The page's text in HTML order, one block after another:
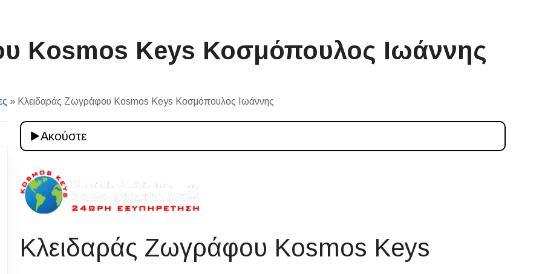
Kosmos Keys Κοσμόπουλος Ιωάννης
» Κλειδαράς Ζωγράφου Kosmos Keys Κοσμόπουλος Ιωάννης
Ακούστε
Κλειδαράς Ζωγράφου Kosmos Keys